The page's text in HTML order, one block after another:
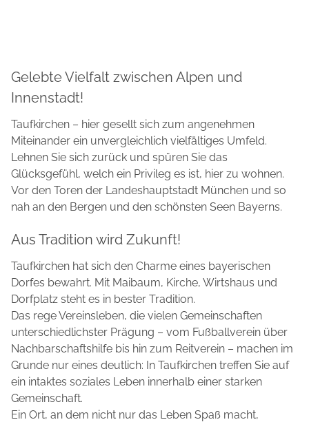
Gelebte Vielfalt zwischen Alpen und
Innenstadt!
Taufkirchen – hier gesellt sich zum angenehmen
Miteinander ein unvergleichlich vielfältiges Umfeld.
Lehnen Sie sich zurück und spüren Sie das
Glücksgefühl, welch ein Privileg es ist, hier zu wohnen.
Vor den Toren der Landeshauptstadt München und so
nah an den Bergen und den schönsten Seen Bayerns.
Aus Tradition wird Zukunft!
Taufkirchen hat sich den Charme eines bayerischen
Dorfes bewahrt. Mit Maibaum, Kirche, Wirtshaus und
Dorfplatz steht es in bester Tradition.
Das rege Vereinsleben, die vielen Gemeinschaften
unterschiedlichster Prägung – vom Fußballverein über
Nachbarschaftshilfe bis hin zum Reitverein – machen im
Grunde nur eines deutlich: In Taufkirchen treffen Sie auf
ein intaktes soziales Leben innerhalb einer starken
Gemeinschaft.
Ein Ort, an dem nicht nur das Leben Spaß macht,